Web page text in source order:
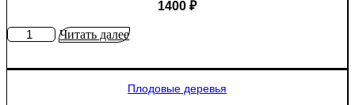
1400 ₽
КоличествоЧитать далее
Плодовые деревья